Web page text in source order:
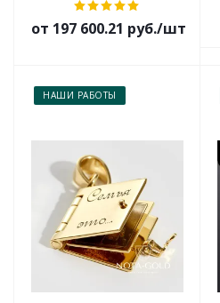
от 197 600.21 руб./шт
НАШИ РАБОТЫ